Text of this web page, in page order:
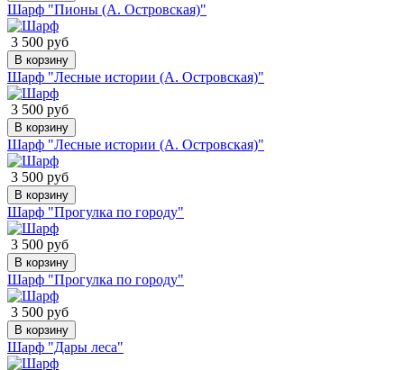
Шарф "Пионы (А. Островская)"
3 500 руб
В корзину
Шарф "Лесные истории (А. Островская)"
3 500 руб
В корзину
Шарф "Лесные истории (А. Островская)"
3 500 руб
В корзину
Шарф "Прогулка по городу"
3 500 руб
В корзину
Шарф "Прогулка по городу"
3 500 руб
В корзину
Шарф "Дары леса"